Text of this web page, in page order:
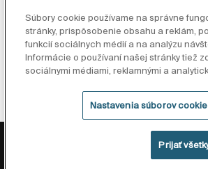
Dodávatelia
Sledujte nás
Zásady Cookies
Súbory cookie používame na správne
stránky, prispôsobenie obsahu a reklám,
funkcií sociálnych médií a na analýzu
Informácie o používaní našej stránky tiež
sociálnymi médiami, reklamnými a
Nastavenia súborov cookie
Prijať